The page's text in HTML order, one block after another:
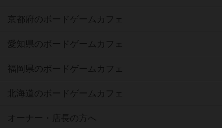
京都府のボードゲームカフェ
愛知県のボードゲームカフェ
福岡県のボードゲームカフェ
北海道のボードゲームカフェ
オーナー・店長の方へ